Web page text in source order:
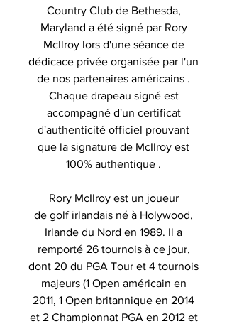
Country Club de Bethesda,
Maryland a été signé par Rory
McIlroy lors d'une séance de
dédicace privée organisée par l'un
de nos partenaires américains .
Chaque drapeau signé est
accompagné d'un certificat
d'authenticité officiel prouvant
que la signature de McIlroy est
100% authentique .
Rory McIlroy est un joueur
de golf irlandais né à Holywood,
Irlande du Nord en 1989. Il a
remporté 26 tournois à ce jour,
dont 20 du PGA Tour et 4 tournois
majeurs (1 Open américain en
2011, 1 Open britannique en 2014
et 2 Championnat PGA en 2012 et